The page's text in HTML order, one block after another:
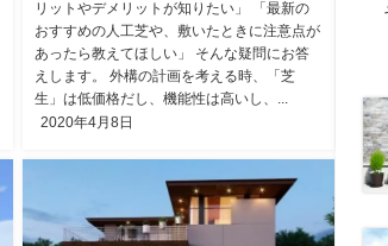
リットやデメリットが知りたい」 「最新の
おすすめの人工芝や、敷いたときに注意点が
あったら教えてほしい」 そんな疑問にお答
えします。 外構の計画を考える時、「芝
生」は低価格だし、機能性は高いし、...
2020年4月8日